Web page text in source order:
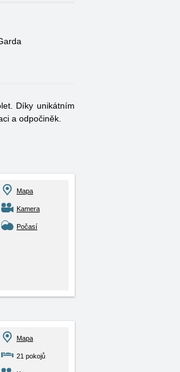
Díky unikátním
a odpočiněk.
Mapa
Kamera
Počasí
Mapa
21 pokojů